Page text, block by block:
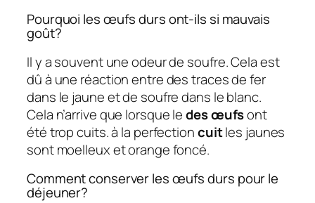
Pourquoi les œufs durs ont-ils si mauvais
goût?
Il y a souvent une odeur de soufre. Cela est
dû à une réaction entre des traces de fer
dans le jaune et de soufre dans le blanc.
Cela n’arrive que lorsque ledes œufsont
été trop cuits. à la perfectioncuitles jaunes
sont moelleux et orange foncé.
Comment conserver les œufs durs pour le
déjeuner?